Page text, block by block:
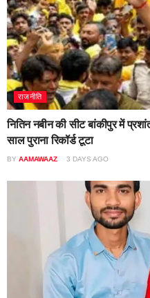
राजनीति
नितिन नबीन की सीट बांकीपुर में
साल पुराना रिकॉर्ड टूटा
BY AAMAWAAZ 3 DAYS AGO